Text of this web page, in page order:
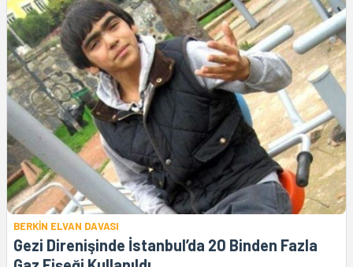
BERKİN ELVAN DAVASI
Gezi Direnişinde İstanbul’da 20 Binden Fazla